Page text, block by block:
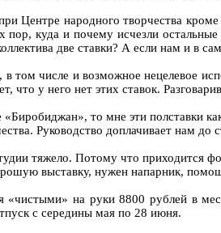
Центре народного творчества
куда и почему исчезли
две ставки? А если нам и в
том числе и возможное нецелевое
что у него нет этих ставок.
«Биробиджан», то мне эти полставки
Руководство доплачивает нам до
тяжело. Потому что приходится
выставку, нужен напарник,
«чистыми» на руки 8800 рублей в
с середины мая по 28 июня.